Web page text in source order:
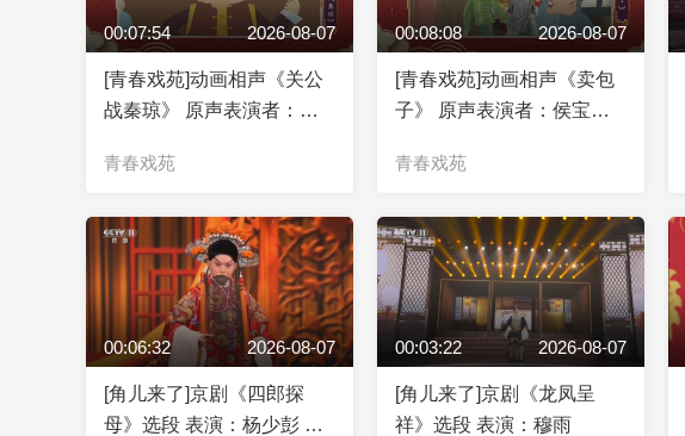
00:07:54 2026-08-07
[青春戏苑]动画相声《关公
战秦琼》 原声表演者：侯
青春戏苑
00:08:08 2026-08-07
[青春戏苑]动画相声《卖包
子》 原声表演者：侯宝林
青春戏苑
00:06:32 2026-08-07
[角儿来了]京剧《四郎探
母》选段 表演：杨少彭 窦
00:03:22 2026-08-07
[角儿来了]京剧《龙凤呈
祥》选段 表演：穆雨